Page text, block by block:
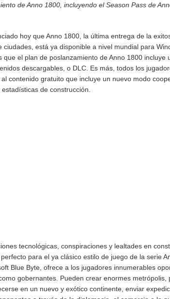
de Anno 1800, incluyendo el Season Pass de
hoy que Anno 1800, la última entrega de la
está ya disponible a nivel mundial para
que el plan de poslanzamiento de Anno 1800 incluye
descargables, o DLC. Es más, todos los
contenido gratuito que incluye un nuevo modo
de construcción.
tecnológicas, conspiraciones y lealtades en
para el ya clásico estilo de juego de la serie
Blue Byte, ofrece a los jugadores innumerables
gobernantes. Pueden crear enormes metrópolis,
en un nuevo y exótico continente, enviar